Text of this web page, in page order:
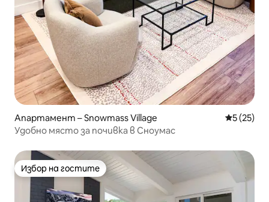
Апартамент – Snowmass Village Средна
5 (25)
Удобно място за почивка в Сноумас
Избор на гостите
Избор на гостите